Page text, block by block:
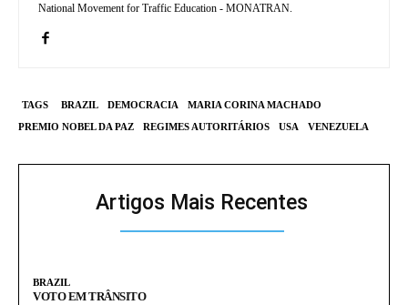
National Movement for Traffic Education - MONATRAN.
TAGS BRAZIL DEMOCRACIA
MARIA CORINA MACHADO
PREMIO NOBEL DA PAZ
REGIMES AUTORITÁRIOS USA VENEZUELA
Artigos Mais Recentes
BRAZIL
VOTO EM TRÂNSITO